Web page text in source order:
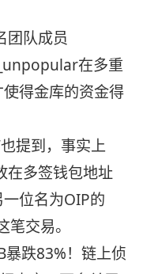
团队成员
在多重
得金库的资金得
提到，事实上
在多签钱包地址
位名为OIP的
交易。
跌83%！链上侦